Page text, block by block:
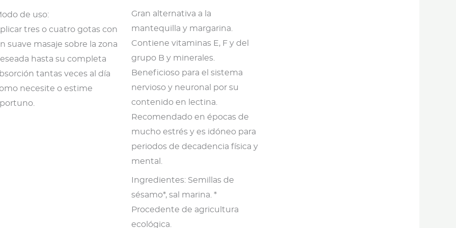
de uso:
tres o cuatro gotas con
suave masaje sobre la zona
hasta su completa
tantas veces al día
necesite o estime
Gran alternativa a la
mantequilla y margarina.
Contiene vitaminas E, F y del
grupo B y minerales.
Beneficioso para el sistema
nervioso y neuronal por su
contenido en lectina.
Recomendado en épocas de
mucho estrés y es idóneo para
periodos de decadencia física y
mental.
Ingredientes: Semillas de
sésamo*, sal marina. *
Procedente de agricultura
ecológica.